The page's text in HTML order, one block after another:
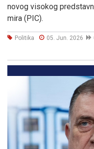
novog visokog
mira (PIC).
Politika 05. Jun. 2026